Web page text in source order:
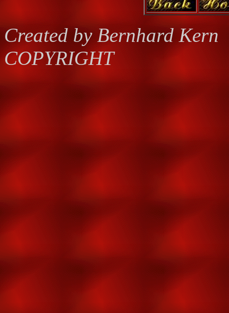
Created by Bernhard Kern
COPYRIGHT